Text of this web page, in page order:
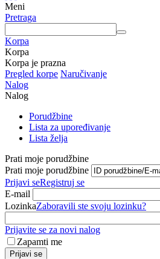
Meni
Pretraga
Korpa
Korpa
Korpa je prazna
Pregled korpe Naručivanje
Nalog
Nalog
Porudžbine
Lista za upoređivanje
Lista želja
Prati moje porudžbine
Prati moje porudžbine
Prijavi seRegistruj se
E-mail
LozinkaZaboravili ste svoju lozinku?
Prijavite se za novi nalog
Zapamti me
Prijavi se